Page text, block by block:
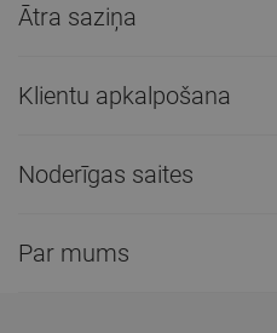
Ātra saziņa
Klientu apkalpošana
Noderīgas saites
Par mums